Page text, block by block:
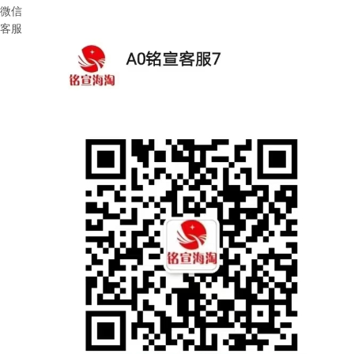
微信
客服